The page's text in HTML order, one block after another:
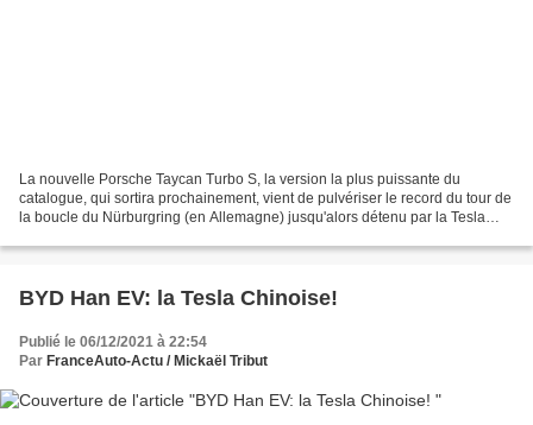
La nouvelle Porsche Taycan Turbo S, la version la plus puissante du
catalogue, qui sortira prochainement, vient de pulvériser le record du tour de
la boucle du Nürburgring (en Allemagne) jusqu'alors détenu par la Tesla
BYD Han EV: la Tesla Chinoise!
Publié le 06/12/2021 à 22:54
Par FranceAuto-Actu / Mickaël Tribut